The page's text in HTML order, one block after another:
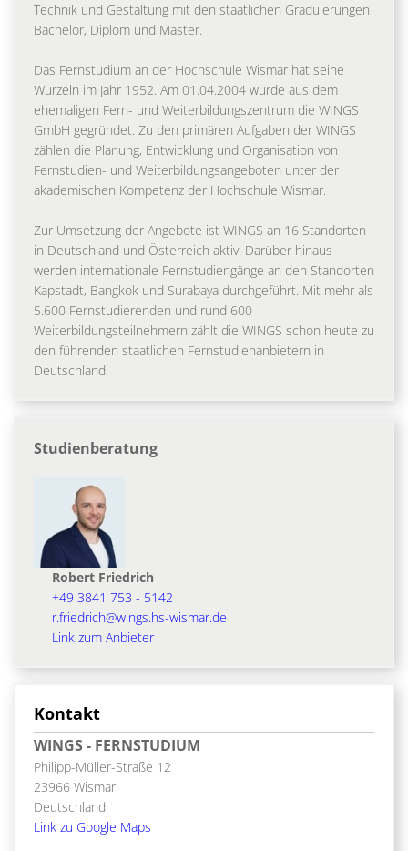
Technik und Gestaltung mit den staatlichen Graduierungen
Bachelor, Diplom und Master.
Das Fernstudium an der Hochschule Wismar hat seine
Wurzeln im Jahr 1952. Am 01.04.2004 wurde aus dem
ehemaligen Fern- und Weiterbildungszentrum die WINGS
GmbH gegründet. Zu den primären Aufgaben der WINGS
zählen die Planung, Entwicklung und Organisation von
Fernstudien- und Weiterbildungsangeboten unter der
akademischen Kompetenz der Hochschule Wismar.
Zur Umsetzung der Angebote ist WINGS an 16 Standorten
in Deutschland und Österreich aktiv. Darüber hinaus
werden internationale Fernstudiengänge an den Standorten
Kapstadt, Bangkok und Surabaya durchgeführt. Mit mehr als
5.600 Fernstudierenden und rund 600
Weiterbildungsteilnehmern zählt die WINGS schon heute zu
den führenden staatlichen Fernstudienanbietern in
Deutschland.
Studienberatung
Robert Friedrich
+49 3841 753 - 5142
r.friedrich@wings.hs-wismar.de
Link zum Anbieter
Kontakt
WINGS - FERNSTUDIUM
Philipp-Müller-Straße 12
23966 Wismar
Deutschland
Link zu Google Maps